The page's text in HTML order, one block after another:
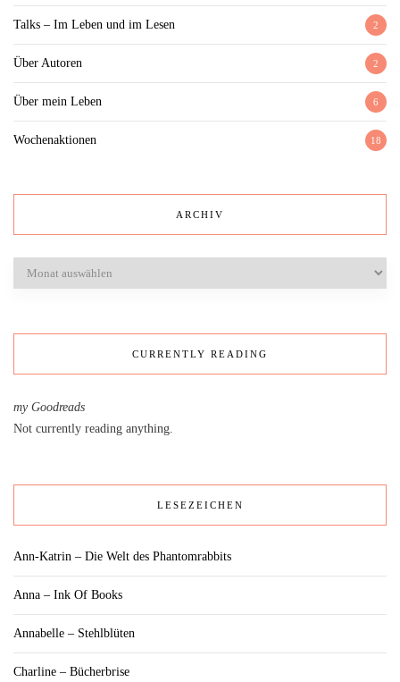
Talks – Im Leben und im Lesen 2
Über Autoren 2
Über mein Leben 6
Wochenaktionen 18
ARCHIV
CURRENTLY READING
my Goodreads
Not currently reading anything.
LESEZEICHEN
Ann-Katrin – Die Welt des Phantomrabbits
Anna – Ink Of Books
Annabelle – Stehlblüten
Charline – Bücherbrise